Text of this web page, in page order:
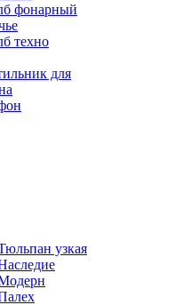
фонарный
техно
для
узкая